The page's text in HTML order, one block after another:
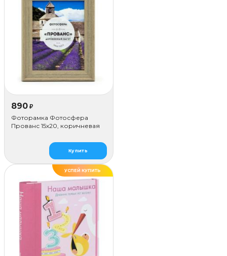
890 ₽
Фоторамка Фотосфера
Прованс 15x20, коричневая
Купить
УСПЕЙ КУПИТЬ